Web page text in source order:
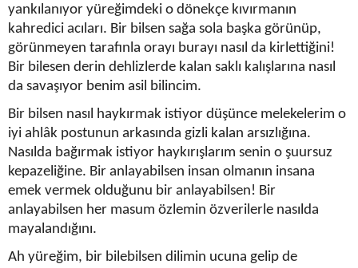
yankılanıyor yüreğimdeki o dönekçe kıvırmanın
kahredici acıları. Bir bilsen sağa sola başka görünüp,
görünmeyen tarafınla orayı burayı nasıl da kirlettiğini!
Bir bilesen derin dehlizlerde kalan saklı kalışlarına nasıl
da savaşıyor benim asil bilincim.
Bir bilsen nasıl haykırmak istiyor düşünce melekelerim o
iyi ahlâk postunun arkasında gizli kalan arsızlığına.
Nasılda bağırmak istiyor haykırışlarım senin o şuursuz
kepazeliğine. Bir anlayabilsen insan olmanın insana
emek vermek olduğunu bir anlayabilsen! Bir
anlayabilsen her masum özlemin özverilerle nasılda
mayalandığını.
Ah yüreğim, bir bilebilsen dilimin ucuna gelip de